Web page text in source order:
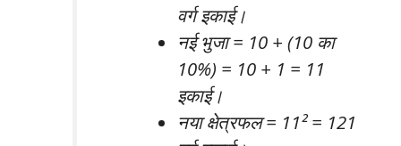
वर्ग इकाई।
नई भुजा = 10 + (10 का
10%) = 10 + 1 = 11
इकाई।
नया क्षेत्रफल = 11² = 121